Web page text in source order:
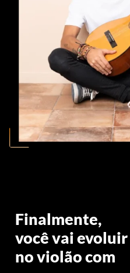
Finalmente,
você vai evoluir
no violão com